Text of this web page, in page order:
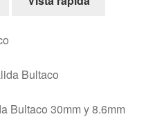
Bultaco 30mm y 8.6mm